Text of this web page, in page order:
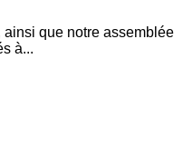
que notre assemblée
à...